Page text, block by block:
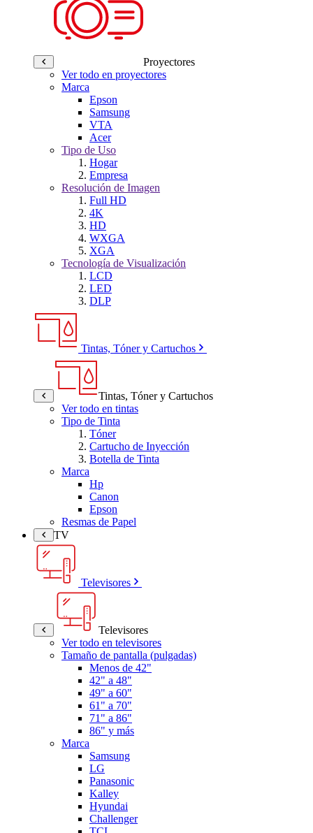
Proyectores
Ver todo en proyectores
Marca
Epson
Samsung
VTA
Acer
Tipo de Uso
Hogar
Empresa
Resolución de Imagen
Full HD
4K
HD
WXGA
XGA
Tecnología de Visualización
LCD
LED
DLP
Tintas, Tóner y Cartuchos
Tintas, Tóner y Cartuchos
Ver todo en tintas
Tipo de Tinta
Tóner
Cartucho de Inyección
Botella de Tinta
Marca
Hp
Canon
Epson
Resmas de Papel
TV
Televisores
Televisores
Ver todo en televisores
Tamaño de pantalla (pulgadas)
Menos de 42"
42" a 48"
49" a 60"
61" a 70"
71" a 86"
86" y más
Marca
Samsung
LG
Panasonic
Kalley
Hyundai
Challenger